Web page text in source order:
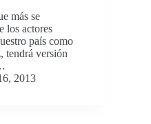
más se
los actores
país como
tendrá versión
2013